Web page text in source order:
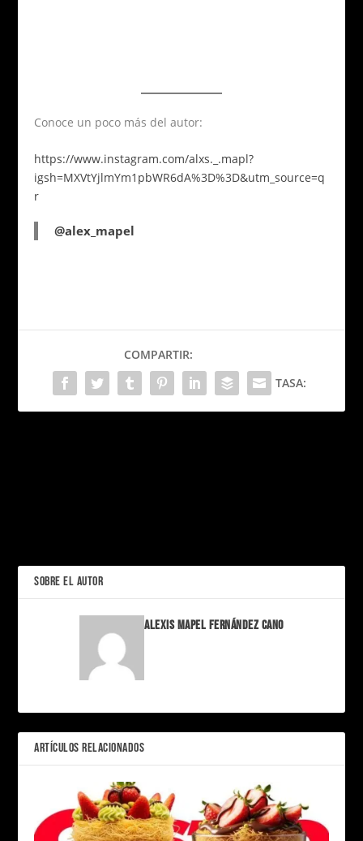
Conoce un poco más del autor:
https://www.instagram.com/alxs._.mapl?
igsh=MXVtYjlmYm1pbWR6dA%3D%3D&utm_source=q
r
@alex_mapel
COMPARTIR:
TASA:
SOBRE EL AUTOR
Alexis Mapel Fernández Cano
ARTÍCULOS RELACIONADOS